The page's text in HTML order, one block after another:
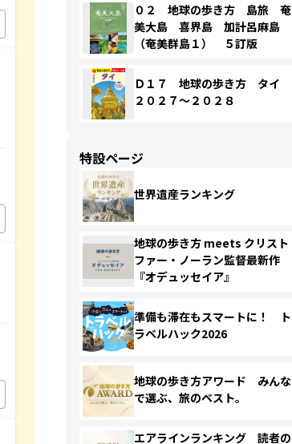
０２ 地球の歩き方 島旅 奄
美大島 喜界島 加計呂麻島
（奄美群島１） ５訂版
Ｄ１７ 地球の歩き方 タイ
２０２７～２０２８
特設ページ
世界遺産ランキング
地球の歩き方 meets クリスト
ファー・ノーラン監督最新作
『オデュッセイア』
準備も滞在もスマートに！ ト
ラベルハック2026
地球の歩き方アワード みんな
で選ぶ、旅のベスト。
エアラインランキング 読者の